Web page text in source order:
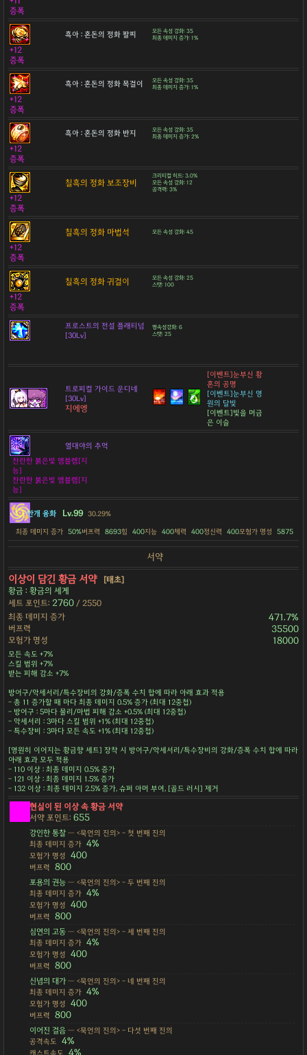
증폭
흑아 : 혼돈의 정화 팔찌
모든 속성 강화: 35
최종 데미지 증가: 1%
+12
증폭
흑아 : 혼돈의 정화 목걸이
모든 속성 강화: 35
최종 데미지 증가: 1%
+12
증폭
흑아 : 혼돈의 정화 반지
모든 속성 강화: 35
최종 데미지 증가: 2%
+12
증폭
칠흑의 정화 보조장비
크리티컬 히트: 3.0%
모든 속성 강화: 12
공격력: 3%
+12
증폭
칠흑의 정화 마법석 모든 속성 강화: 45
+12
증폭
칠흑의 정화 귀걸이
모든 속성 강화: 25
스탯: 100
+12
증폭
프로스트의 전설 플래티넘
[30Lv]
명속성강화: 6
스탯: 25
트로피컬 가이드 운디네
[30Lv]
지에엥
[이벤트]눈부신 황
혼의 공명
[이벤트]눈부신 영
원의 달빛
[이벤트]빛을 머금
은 이슬
열대야의 추억
찬란한 붉은빛 엠블렘[지
능]
찬란한 붉은빛 엠블렘[지
능]
안개 융화 Lv.99 30.29%
최종 데미지 증가 50%버프력 8693힘 400지능 400체력 400정신력 400모험가 명성 5875
서약
이상이 담긴 황금 서약
[태초]
황금 : 황금의 세계
세트 포인트: 2760 / 2550
최종 데미지 증가
471.7%
버프력 35500
모험가 명성 18000
모든 속도 +7%
스킬 범위 +7%
받는 피해 감소 +7%
방어구/악세서리/특수장비의 강화/증폭 수치 합에 따라 아래 효과 적용
- 총 11 증가할 때 마다 최종 데미지 0.5% 증가 (최대 12중첩)
- 방어구 : 5마다 물리/마법 피해 감소 +0.5% (최대 12중첩)
- 악세서리 : 3마다 스킬 범위 +1% (최대 12중첩)
- 특수장비 : 3마다 모든 속도 +1% (최대 12중첩)
[영원히 이어지는 황금향 세트] 장착 시 방어구/악세서리/특수장비의 강화/증폭 수치 합에 따라
아래 효과 모두 적용
- 110 이상 : 최종 데미지 0.5% 증가
- 121 이상 : 최종 데미지 1.5% 증가
- 132 이상 : 최종 데미지 2.5% 증가, 슈퍼 아머 부여, [골드 러시] 제거
현실이 된 이상 속 황금 서약
서약 포인트:655
강인한 통찰— <묵언의 진의> - 첫 번째 진의
최종 데미지 증가 4%
모험가 명성 400
버프력 800
포용의 권능— <묵언의 진의> - 두 번째 진의
최종 데미지 증가 4%
모험가 명성 400
버프력 800
심연의 고동— <묵언의 진의> - 세 번째 진의
최종 데미지 증가 4%
모험가 명성 400
버프력 800
신념의 대가— <묵언의 진의> - 네 번째 진의
최종 데미지 증가 4%
모험가 명성 400
버프력 800
이어진 걸음— <묵언의 진의> - 다섯 번째 진의
공격속도
4%
캐스트속도 4%